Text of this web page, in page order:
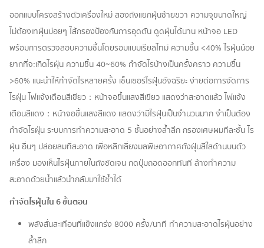
ออกแบบโครงสร้างตัวเครื่องใหม่ สองถังแยกฝุ่นซ้ายขวา ความจุขนาดใหญ่
ไม่ต้องเทฝุ่นบ่อยๆ ไส้กรองป้องกันการอุดตัน ดูดฝุ่นได้นาน หน้าจอ LED
พร้อมการตรวจสอบความชื้นโดยรอบแบบเรียลไทม์ ความชื้น <40% ไรฝุ่นน้อย
ยากที่จะเกิดไรฝุ่น ความชื้น 40~60% กำจัดไรบ้างเป็นครั้งคราว ความชื้น
>60% แนะนำให้กำจัดไรหลายครั้ง เซ็นเซอร์ไรฝุ่นอัจฉริยะ ง่ายต่อการจัดการ
ไรฝุ่น ไฟแจ้งเตือนสีเขียว：หน้าจอขึ้นแสงสีเขียว แสดงว่าสะอาดแล้ว ไฟแจ้ง
เตือนสีแดง：หน้าจอขึ้นแสงสีแดง แสดงว่ามีไรฝุ่นเป็นจำนวนมาก จำเป็นต้อง
กำจัดไรฝุ่น ระบบการทำความสะอาด 5 ชั้นอย่างล้ำลึก กรองเศษผมทีละชั้น ไร
ฝุ่น อื่นๆ ปล่อยลมที่สะอาด เพื่อหลีกเลี่ยงมลพิษอากาศถังฝุ่นสีใสด้านบนตัว
เครื่อง มองเห็นไรฝุ่นภายในถังชัดเจน กดปุ่มถอดออกทันที ล้างทำความ
สะอาดด้วยน้ำแล้วนำกลับมาใช้ซ้ำได้
กำจัดไรฝุ่นใน 6 ขั้นตอน
พลังสั่นสะเทือนที่แข็งแกร่ง 8000 ครั้ง/นาที ทำความสะอาดไรฝุ่นอย่าง
ล้ำลึก